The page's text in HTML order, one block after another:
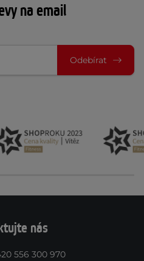
na email
Odebírat
nás
556 300 970